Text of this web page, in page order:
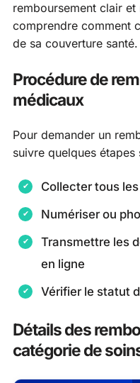
remboursement clair
comprendre comment
de sa couverture santé.
Procédure de
médicaux
Pour demander un
suivre quelques étapes
Collecter tous
Numériser ou
Transmettre les
en ligne
Vérifier le statut
Détails des
catégorie de